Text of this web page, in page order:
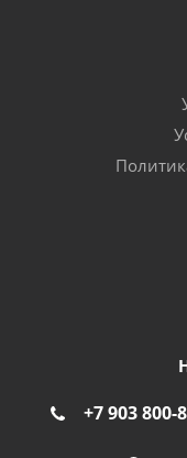
+7 903 800-